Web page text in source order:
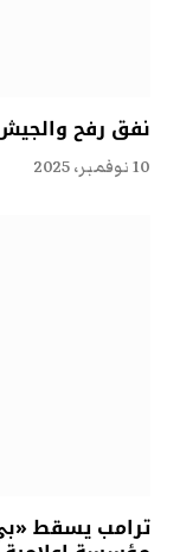
نفق رفح
10 نوفمبر، 2025
ترامب يسقط